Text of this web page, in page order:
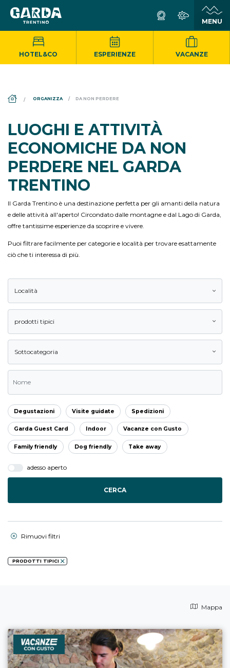
HOTEL&CO ESPERIENZE VACANZE
DS_BREADCRUMB.HOME
ORGANIZZA DA NON PERDERE
LUOGHI E ATTIVITÀ
ECONOMICHE DA NON
PERDERE NEL GARDA
TRENTINO
Il Garda Trentino è una destinazione perfetta per gli amanti della natura
e delle attività all'aperto! Circondato dalle montagne e dal Lago di Garda,
offre tantissime esperienze da scoprire e vivere.
Puoi filtrare facilmente per categorie e località per trovare esattamente
ciò che ti interessa di più.
Località
prodotti tipici
Sottocategoria
Degustazioni Visite guidate Spedizioni
Garda Guest Card Indoor Vacanze con Gusto
Family friendly Dog friendly Take away
adesso aperto
CERCA
Rimuovi filtri
PRODOTTI TIPICI
Mappa